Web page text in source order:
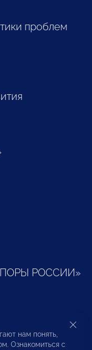
проблем
РОССИИ»
и
нам понять,
Ознакомиться с